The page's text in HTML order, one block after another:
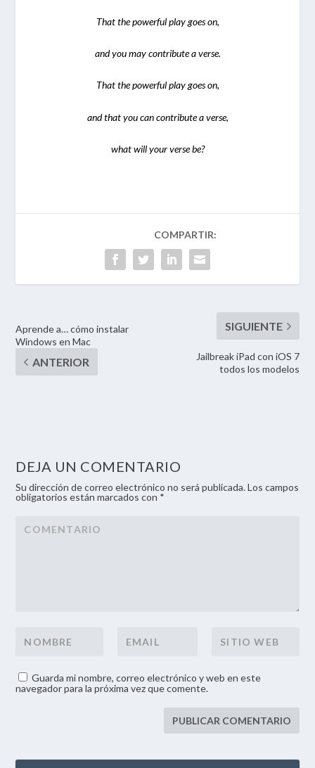
That the powerful play goes on,
and you may contribute a verse.
That the powerful play goes on,
and that you can contribute a verse,
what will your verse be?
Aprende a… cómo instalar
Windows en Mac
Jailbreak iPad con iOS 7
todos los modelos
DEJA UN COMENTARIO
Su dirección de correo electrónico no será publicada. Los campos
obligatorios están marcados con *
Guarda mi nombre, correo electrónico y web en este
navegador para la próxima vez que comente.